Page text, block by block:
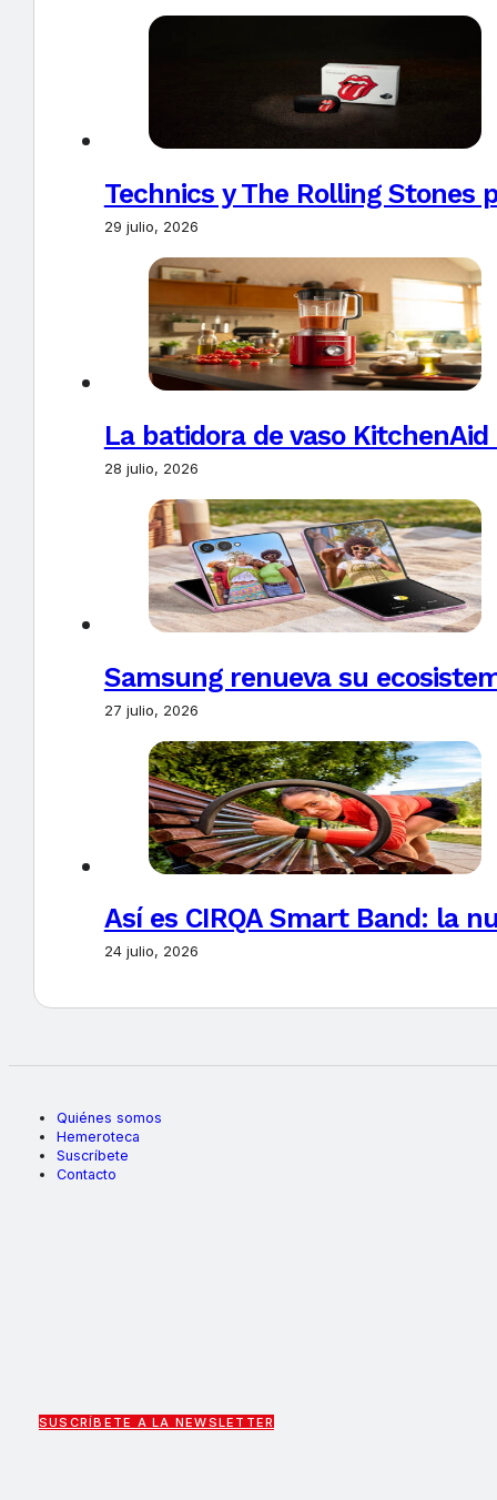
Technics y The Rolling Stones
29 julio, 2026
La batidora de vaso
28 julio, 2026
Samsung renueva su
27 julio, 2026
Así es CIRQA Smart Band: la
24 julio, 2026
Quiénes somos
Hemeroteca
Suscríbete
Contacto
SUSCRÍBETE A LA NEWSLETTER